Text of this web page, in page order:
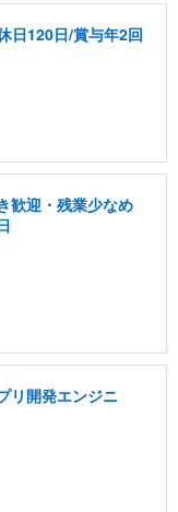
日120日/賞与年2回
歓迎・残業少なめ
リ開発エンジニ